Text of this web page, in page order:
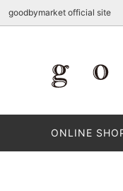
goodbymarket official site
ONLINE